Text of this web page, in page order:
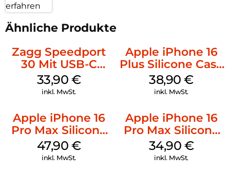
erfahren
Ähnliche Produkte
Zagg Speedport
30 Mit USB-C
Kabel Weiß
33,90 €
inkl. MwSt.
Apple iPhone 16
Plus Silicone Case
MagSafe Denim
38,90€
inkl. MwSt.
Apple iPhone 16
Pro Max Silicone
Case MagSafe
Black
47,90 €
inkl. MwSt.
Apple iPhone 16
Pro Max Silicone
Case MagSafe
Denim
34,90 €
inkl. MwSt.